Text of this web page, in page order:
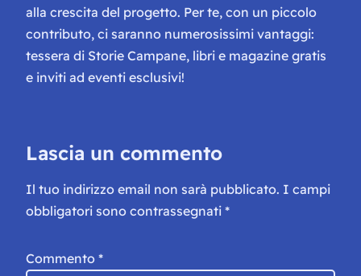
alla crescita del progetto. Per te, con un piccolo
contributo, ci saranno numerosissimi vantaggi:
tessera di Storie Campane, libri e magazine gratis
e inviti ad eventi esclusivi!
Lascia un commento
Il tuo indirizzo email non sarà pubblicato. I campi
obbligatori sono contrassegnati *
Commento *